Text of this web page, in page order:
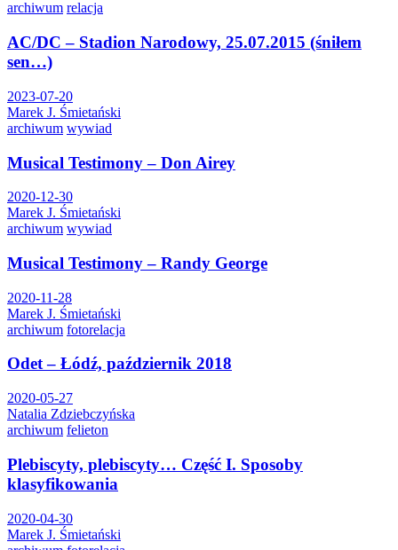
archiwum relacja
AC/DC – Stadion Narodowy, 25.07.2015 (śniłem
sen…)
2023-07-20
Marek J. Śmietański
archiwum wywiad
Musical Testimony – Don Airey
2020-12-30
Marek J. Śmietański
archiwum wywiad
Musical Testimony – Randy George
2020-11-28
Marek J. Śmietański
archiwum fotorelacja
Odet – Łódź, październik 2018
2020-05-27
Natalia Zdziebczyńska
archiwum felieton
Plebiscyty, plebiscyty… Część I. Sposoby
klasyfikowania
2020-04-30
Marek J. Śmietański